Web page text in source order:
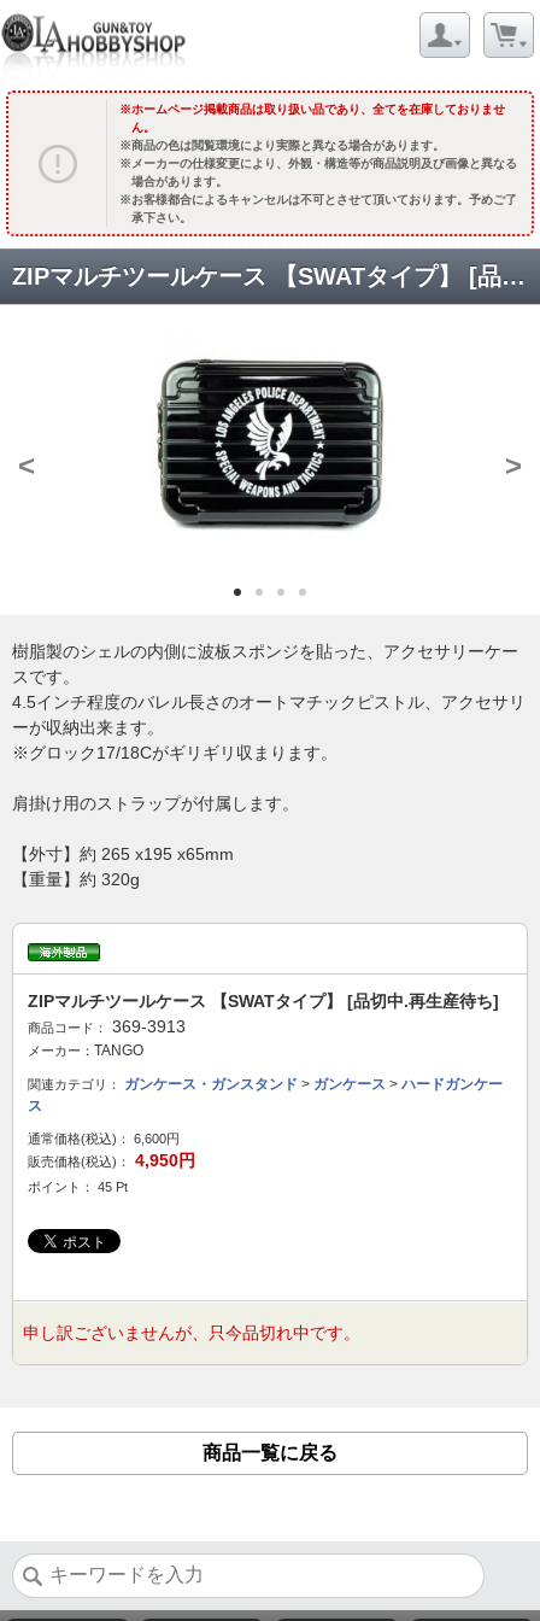
ホームページ掲載商品は取り扱い品であり、全てを在庫しておりませ
ん。
商品の色は閲覧環境により実際と異なる場合があります。
メーカーの仕様変更により、外観・構造等が商品説明及び画像と異なる
場合があります。
お客様都合によるキャンセルは不可とさせて頂いております。予めご了
承下さい。
ZIPマルチツールケース 【SWATタイプ】 [品切中.再生産待ち]
< >
樹脂製のシェルの内側に波板スポンジを貼った、アクセサリーケー
スです。
4.5インチ程度のバレル長さのオートマチックピストル、アクセサリ
ーが収納出来ます。
※グロック17/18Cがギリギリ収まります。
肩掛け用のストラップが付属します。
【外寸】約 265 x195 x65mm
【重量】約 320g
ZIPマルチツールケース 【SWATタイプ】 [品切中.再生産待ち]
商品コード： 369-3913
メーカー： TANGO
関連カテゴリ： ガンケース・ガンスタンド > ガンケース > ハードガンケー
ス
通常価格(税込)：
6,600円
販売価格(税込)：
4,950円
ポイント： 45 Pt
申し訳ございませんが、只今品切れ中です。
商品一覧に戻る